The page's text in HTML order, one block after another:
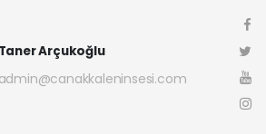
Taner Arçukoğlu
admin@canakkaleninsesi.com